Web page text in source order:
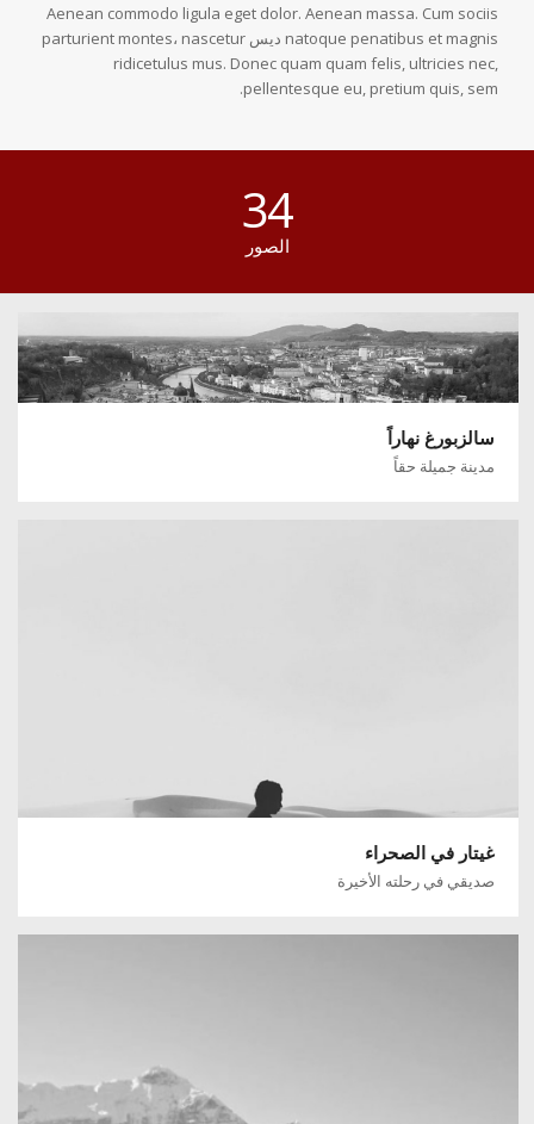
Aenean commodo ligula eget dolor. Aenean massa. Cum sociis
natoque penatibus et magnis ديس parturient montes، nascetur
ridicetulus mus. Donec quam quam felis, ultricies nec,
pellentesque eu, pretium quis, sem.
34
الصور
سالزبورغ نهاراً
مدينة جميلة حقاً
غيتار في الصحراء
صديقي في رحلته الأخيرة